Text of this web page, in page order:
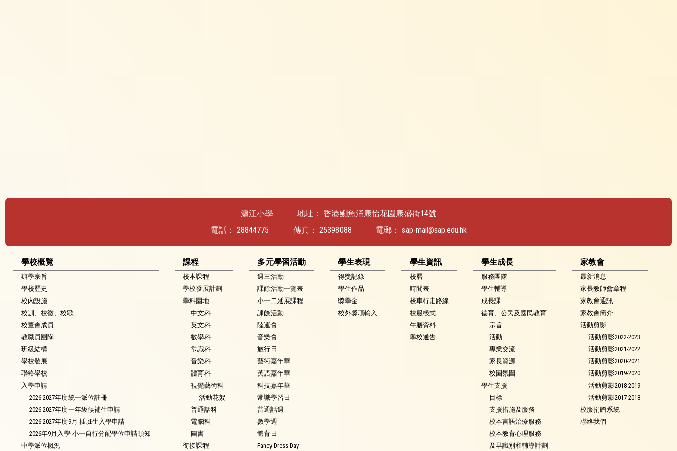
滬江小學 地址： 香港鰂魚涌康怡花園康盛街14號
電話： 28844775 傳真： 25398088 電郵： sap-mail@sap.edu.hk
學校概覽
辦學宗旨
學校歷史
校內設施
校訓、校徽、校歌
校董會成員
教職員團隊
班級結構
學校發展
聯絡學校
入學申請
2026-2027年度統一派位註冊
2026-2027年度一年級候補生申請
2026-2027年度9月 插班生入學申請
2026年9月入學 小一自行分配學位申請須知
中學派位概況
課程
校本課程
學校發展計劃
學科園地
中文科
英文科
數學科
常識科
音樂科
體育科
視覺藝術科
活動花絮
普通話科
電腦科
圖書
銜接課程
多元學習活動
週三活動
課餘活動一覽表
小一二延展課程
課餘活動
陸運會
音樂會
旅行日
藝術嘉年華
英語嘉年華
科技嘉年華
常識學習日
普通話週
數學週
體育日
Fancy Dress Day
學生表現
得獎記錄
學生作品
獎學金
校外獎項輸入
學生資訊
校曆
時間表
校車行走路線
校服樣式
午膳資料
學校通告
學生成長
服務團隊
學生輔導
成長課
德育、公民及國民教育
宗旨
活動
專業交流
家長資源
校園氛圍
學生支援
目標
支援措施及服務
校本言語治療服務
校本教育心理服務
及早識別和輔導計劃
家教會
最新消息
家長教師會章程
家教會通訊
家教會簡介
活動剪影
活動剪影2022-2023
活動剪影2021-2022
活動剪影2020-2021
活動剪影2019-2020
活動剪影2018-2019
活動剪影2017-2018
校服捐贈系統
聯絡我們